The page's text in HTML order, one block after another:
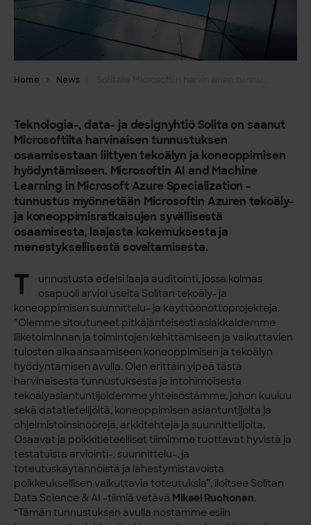
Home News
Teknologia-, data- ja designyhtiö Solita on saanut
Microsoftilta harvinaisen tunnustuksen
osaamisestaan liittyen tekoälyn ja koneoppimisen
hyödyntämiseen. Microsoftin AI and Machine
Learning in Microsoft Azure Specialization -
tunnustus myönnetään Microsoftin Azuren tekoäly-
ja koneoppimisratkaisujen syvällisestä
osaamisesta, laajasta kokemuksesta ja
menestyksellisestä soveltamisesta.
T
unnustusta edelsi laaja auditointi, jossa kolmas
osapuoli arvioi useita Solitan tekoäly- ja
koneoppimisen suunnittelu- ja käyttöönottoprojekteja.
”Olemme sitoutuneet pitkäjänteisesti asiakkaidemme
liiketoiminnan ja toimintojen kehittämiseen ja vaikuttavien
tulosten aikaansaamiseen koneoppimisen ja tekoälyn
hyödyntämisen avulla. Olen erittäin ylpeä tästä
harvinaisesta tunnustuksesta ja intohimoisesta
tekoälyasiantuntijoidemme yhteisöstämme, johon kuuluu
sekä datatietelijöitä, koneoppimisen asiantuntijoita ja
ohjelmistoinsinöörejä, arkkitehtejä ja suunnittelijoita.
Osaavat ja poikkitieteelliset tiimimme tuottavat hyvistä ja
testatuista arviointi-, suunnittelu-, ja
toteutuskäytännöistä ja lähestymistavoista
poikkeuksellisen vaikuttavia toteutuksia”, iloitsee Solitan
Data Science & AI -tiimiä vetävä Mikael Ruohonen.
“Tämän tunnustuksen avulla nostamme esiin